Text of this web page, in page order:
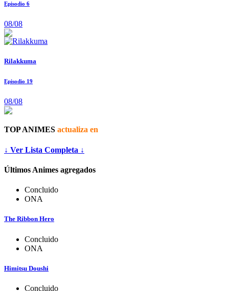
Episodio 6
08/08
Rilakkuma
Episodio 19
08/08
TOP ANIMES actualiza en
↓ Ver Lista Completa ↓
Últimos Animes agregados
Concluido
ONA
The Ribbon Hero
Concluido
ONA
Himitsu Doushi
Concluido